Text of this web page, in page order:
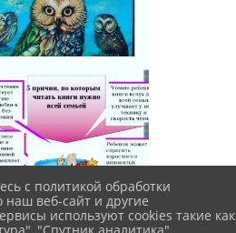
с политикой обработки
веб-сайт и другие
используют cookies такие как